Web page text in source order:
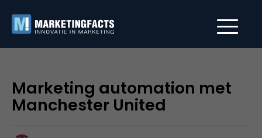
Marketing automation met
Manchester United